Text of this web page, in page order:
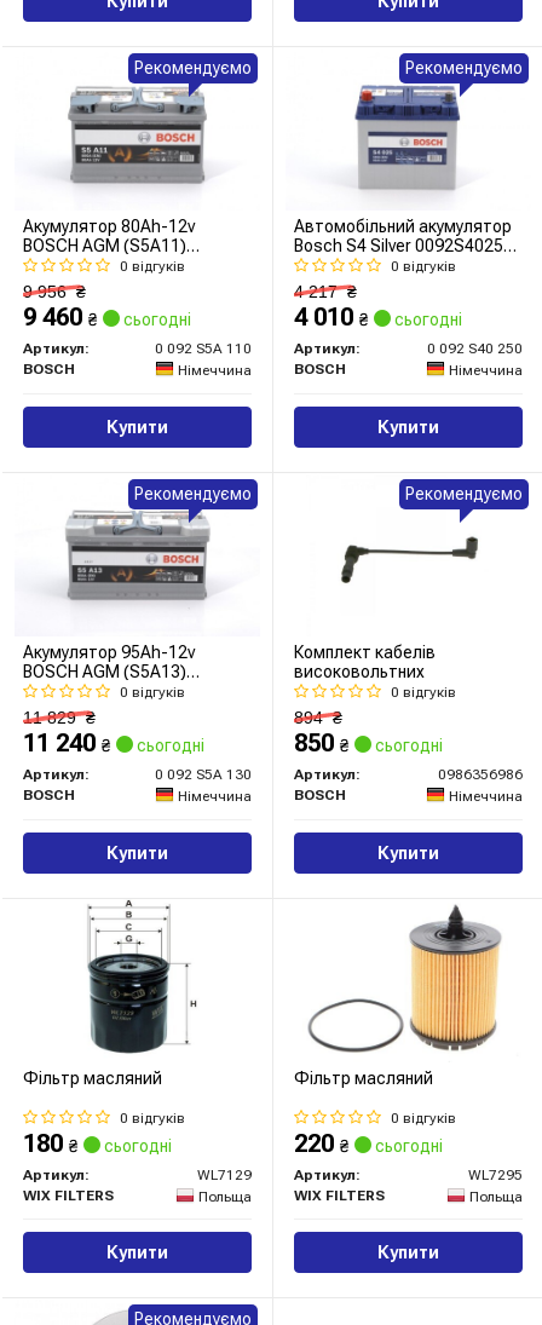
Акумулятор 80Ah-12v
BOSCH AGM (S5A11)
(315x175x190),R,EN800
0 відгуків
9 956₴
9 460 ₴ сьогодні
Артикул:
0 092 S5A 110
BOSCH
Німеччина
Купити
Рекомендуємо
Автомобільний акумулятор
Bosch S4 Silver 0092S40250
60Ah 540A L+0 відгуків
4 217₴
4 010 ₴ сьогодні
Артикул:
0 092 S40 250
BOSCH
Німеччина
Купити
Рекомендуємо
Акумулятор 95Ah-12v
BOSCH AGM (S5A13)
(353x175x190),R,EN850
0 відгуків
11 829₴
11 240 ₴ сьогодні
Артикул:
0 092 S5A 130
BOSCH
Німеччина
Купити
Рекомендуємо
Комплект кабелів
високовольтних
0 відгуків
894₴
850 ₴ сьогодні
Артикул:
0986356986
BOSCH
Німеччина
Купити
Рекомендуємо
Фільтр масляний
0 відгуків
180 ₴ сьогодні
Артикул:
WL7129
WIX FILTERS
Польща
Купити
Фільтр масляний
0 відгуків
220 ₴ сьогодні
Артикул:
WL7295
WIX FILTERS
Польща
Купити
Рекомендуємо